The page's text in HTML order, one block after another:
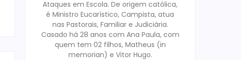
Ataques em Escola. De origem católica,
é Ministro Eucarístico, Campista, atua
nas Pastorais, Familiar e Judiciária.
Casado há 28 anos com Ana Paula, com
quem tem 02 filhos, Matheus (in
memorian) e Vitor Hugo.